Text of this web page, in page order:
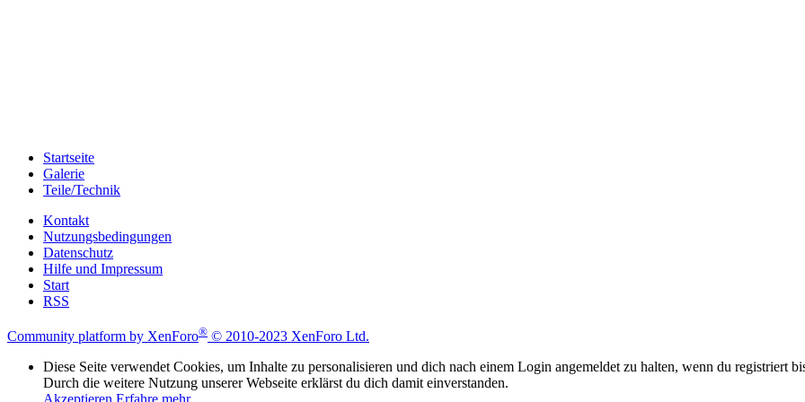
Startseite
Galerie
Teile/Technik
Kontakt
Nutzungsbedingungen
Datenschutz
Hilfe und Impressum
Start
RSS
Community platform by XenForo® © 2010-2023 XenForo Ltd.
Diese Seite verwendet Cookies, um Inhalte zu personalisieren und dich nach einem Login angemeldet zu halten, wenn du registriert
Durch die weitere Nutzung unserer Webseite erklärst du dich damit einverstanden.
Akzeptieren Erfahre mehr…